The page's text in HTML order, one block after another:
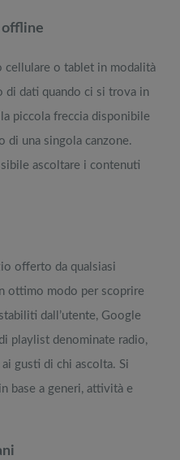
offline
cellulare o tablet in modalità
di dati quando ci si trova in
piccola freccia disponibile
di una singola canzone.
ascoltare i contenuti
offerto da qualsiasi
ottimo modo per scoprire
dall’utente, Google
playlist denominate radio,
gusti di chi ascolta. Si
base a generi, attività e